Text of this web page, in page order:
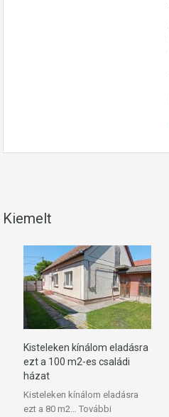
Kiemelt
Kisteleken kínálom eladásra
ezt a 100 m2-es családi
házat
Kisteleken kínálom eladásra
ezt a 80 m2… További